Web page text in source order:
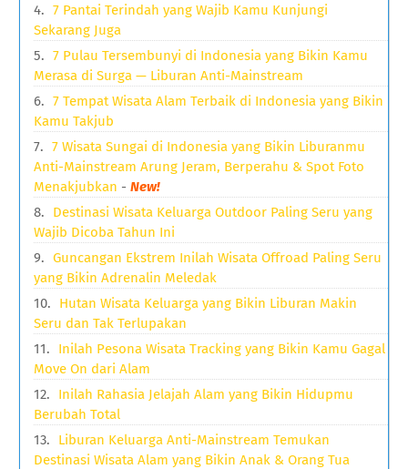
7 Pantai Terindah yang Wajib Kamu Kunjungi
Sekarang Juga
7 Pulau Tersembunyi di Indonesia yang Bikin Kamu
Merasa di Surga — Liburan Anti-Mainstream
7 Tempat Wisata Alam Terbaik di Indonesia yang Bikin
Kamu Takjub
7 Wisata Sungai di Indonesia yang Bikin Liburanmu
Anti-Mainstream Arung Jeram, Berperahu & Spot Foto
Menakjubkan -New!
Destinasi Wisata Keluarga Outdoor Paling Seru yang
Wajib Dicoba Tahun Ini
Guncangan Ekstrem Inilah Wisata Offroad Paling Seru
yang Bikin Adrenalin Meledak
Hutan Wisata Keluarga yang Bikin Liburan Makin
Seru dan Tak Terlupakan
Inilah Pesona Wisata Tracking yang Bikin Kamu Gagal
Move On dari Alam
Inilah Rahasia Jelajah Alam yang Bikin Hidupmu
Berubah Total
Liburan Keluarga Anti-Mainstream Temukan
Destinasi Wisata Alam yang Bikin Anak & Orang Tua